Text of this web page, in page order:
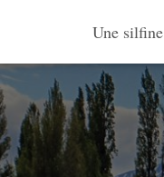
Une silfine